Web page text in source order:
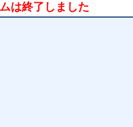
は終了しました